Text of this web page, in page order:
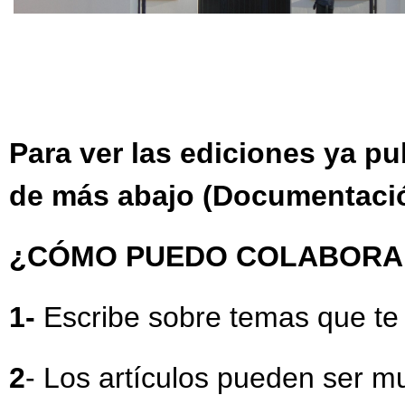
Para ver las ediciones ya
de más abajo
¿CÓMO PUEDO
1- Escribe sobre temas que
2- Los artículos pueden ser